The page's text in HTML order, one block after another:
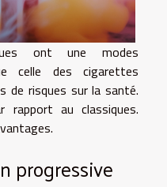
ont une modes
celle des cigarettes
de risques sur la santé.
au classiques.
progressive